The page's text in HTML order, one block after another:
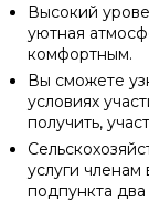
Высокий
уютная
комфортным.
Вы сможете
условиях
получить,
услуги членам
подпункта